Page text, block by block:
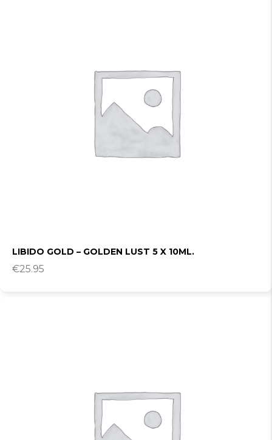
LIBIDO GOLD – GOLDEN LUST 5 X 10ML.
€25.95